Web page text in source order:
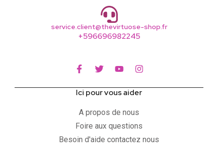
service.client@thevirtuose-shop.fr
+596696982245
Ici pour vous aider
A propos de nous
Foire aux questions
Besoin d'aide contactez nous